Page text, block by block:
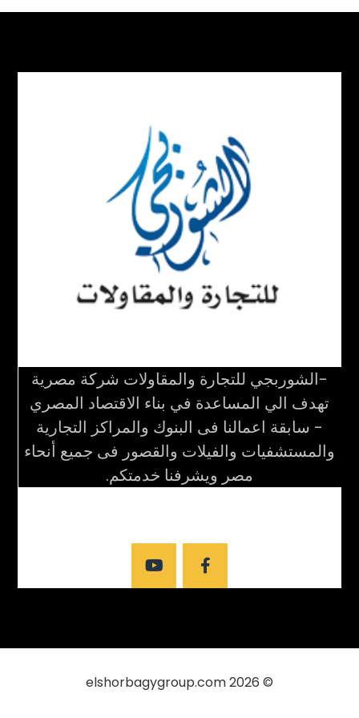
-الشوربجي للتجارة والمقاولات شركة مصرية
تهدف الي المساعدة في بناء الاقتصاد المصري
- سابقة اعمالنا فى البنوك والمراكز التجارية
والمستشفيات والفيلات والقصور فى جميع أنحاء
مصر ويشرفنا خدمتكم.
© 2026
elshorbagygroup.com